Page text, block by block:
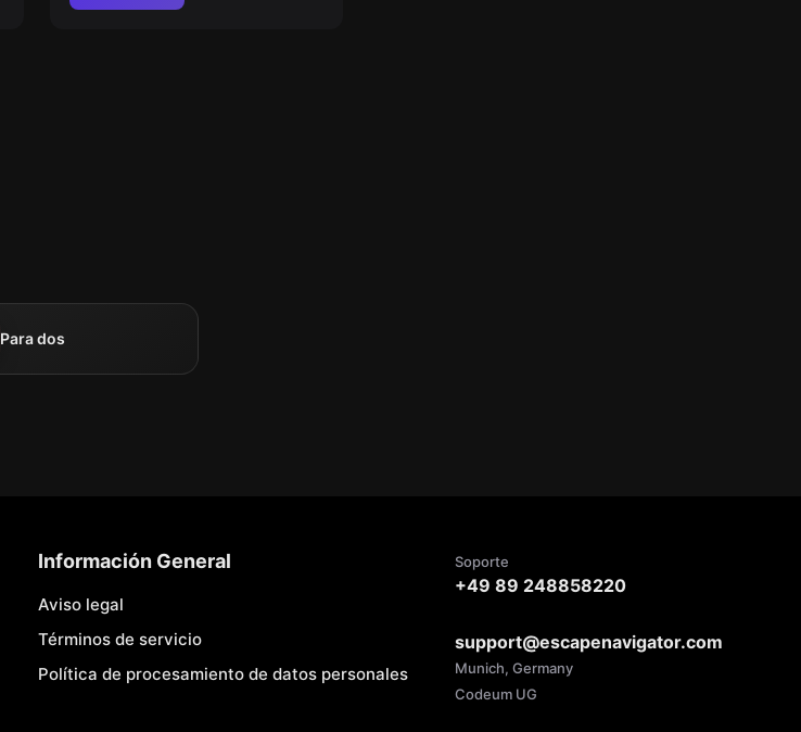
Para dos
Información General
Aviso legal
Términos de servicio
Política de procesamiento de datos personales
Soporte
+49 89 248858220
support@escapenavigator.com
Munich, Germany
Codeum UG